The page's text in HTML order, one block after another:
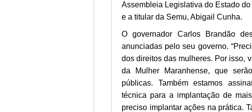
Assembleia Legislativa do Estado
e a titular da Semu, Abigail Cunha.
O governador Carlos Brandão
anunciadas pelo seu governo.
dos direitos das mulheres. Por isso,
da Mulher Maranhense, que
públicas. Também estamos
técnica para a implantação de
preciso implantar ações na prática.